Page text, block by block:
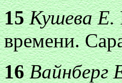
15 Кушева Е.
времени.
16 Вайнберг